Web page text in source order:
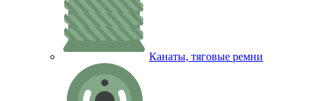
Канаты, тяговые ремни